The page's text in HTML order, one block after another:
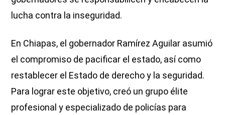
lucha contra la inseguridad.
En Chiapas, el gobernador Ramírez Aguilar asumió
el compromiso de pacificar el estado, así como
restablecer el Estado de derecho y la seguridad.
Para lograr este objetivo, creó un grupo élite
profesional y especializado de policías para